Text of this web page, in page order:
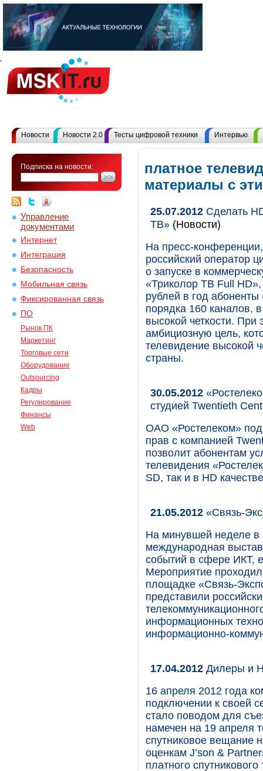
Новости Новости 2.0 Тесты цифровой техники Интервью
Подписка на новости:
Управление
документами
Интернет
Интеграция
Безопасность
Мобильная связь
Фиксированная связь
ПО
Рынок ПК
Маркетинг
Торговые сети
Оборудование
Outsourcing
Кадры
Регулирование
Финансы
Web
платное
материалы с
25.07.2012 Сделать
ТВ» (Новости)
На пресс-
российский оператор
о запуске в
«Триколор ТВ Full
рублей в год
порядка 160 каналов,
высокой четкости. При
амбициозную цель,
телевидение высокой
страны.
30.05.2012
студией Twentieth
ОАО «Ростелеком»
прав с компанией
позволит абонентам
телевидения
SD, так и в HD
21.05.2012 «Связь-
На минувшей неделе в
международная
событий в сфере ИКТ,
Мероприятие
площадке «Связь-
представили
информационных
информационно-
17.04.2012 Дилеры и
16 апреля 2012 года
подключении к своей
стало поводом для
намечен на 19 апреля
спутниковое вещание
оценкам J’son &
платного